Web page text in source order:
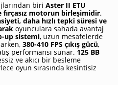
biri Aster II ETU
motorun birleşimidir.
daha hızlı tepki süresi ve
oyunculara sahada avantaj
up sistemi, uzun mesafelerde
380-410 FPS çıkış gücü,
performansı sunar. 125 BB
ve akıcı bir besleme
oyun sırasında kesintisiz